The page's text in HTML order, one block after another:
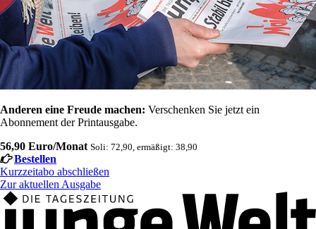
Anderen eine Freude machen: Verschenken Sie jetzt ein
Abonnement der Printausgabe.
56,90 Euro/Monat Soli: 72,90, ermäßigt: 38,90
Bestellen
Kurzzeitabo abschließen
Zur aktuellen Ausgabe